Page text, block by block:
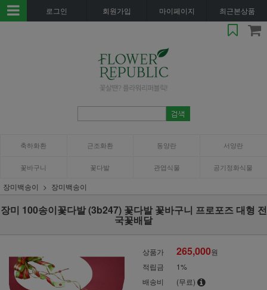
로그인 회원가입 마이페이지 최근본상품
축하화환 근조화환 동양란 서양란
꽃바구니 꽃다발 관엽식물 공기정화식물
장미백송이 장미백송이
장미 100송이꽃다발 (3b247) 꽃다발 꽃바구니 프로포즈 대형 전
국꽃배달
상품가 265,000원
적립금
1%
배송비
(무료)